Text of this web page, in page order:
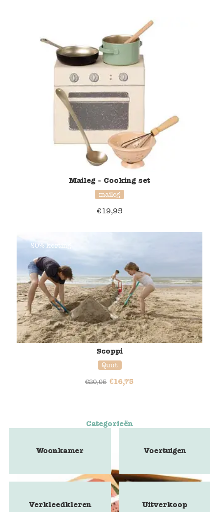
Maileg - Cooking set
maileg
€19,95
20% korting
Scoppi
Quut
€20,95 €16,75
Categorieën
Woonkamer Voertuigen
Verkleedkleren Uitverkoop